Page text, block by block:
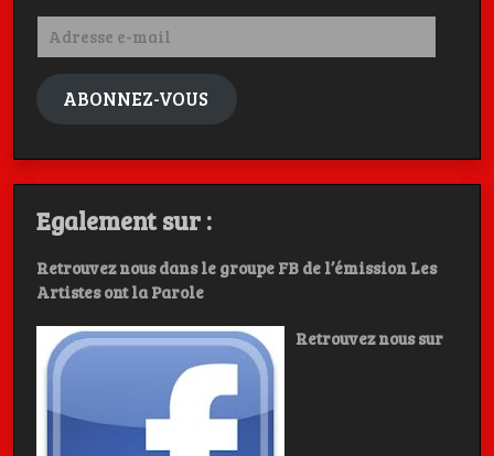
Adresse
mail
ABONNEZ-VOUS
Egalement sur :
Retrouvez nous dans le groupe FB de l’émission Les
Artistes ont la Parole
Retrouvez nous sur